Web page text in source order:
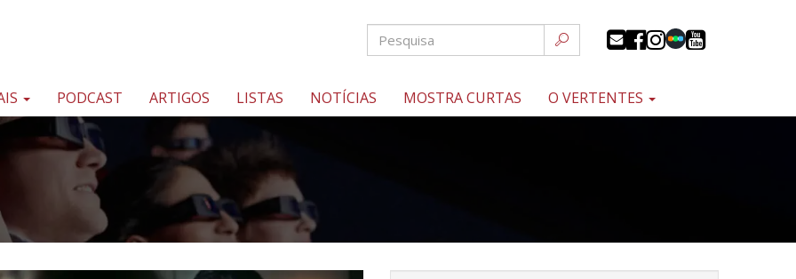
PODCAST ARTIGOS LISTAS NOTÍCIAS MOSTRA CURTAS O VERTENTES